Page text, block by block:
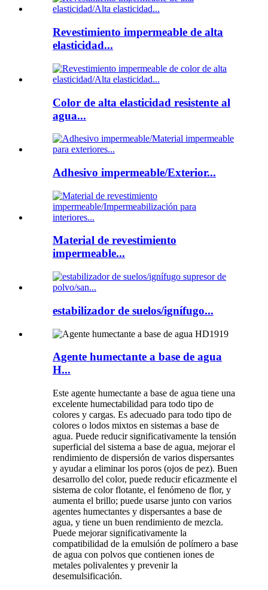
Revestimiento impermeable de alta
elasticidad...
Color de alta elasticidad resistente al
agua...
Adhesivo impermeable/Exterior...
Material de revestimiento
impermeable...
estabilizador de suelos/ignífugo...
Agente humectante a base de agua
H...
Este agente humectante a base de agua tiene una
excelente humectabilidad para todo tipo de
colores y cargas. Es adecuado para todo tipo de
colores o lodos mixtos en sistemas a base de
agua. Puede reducir significativamente la tensión
superficial del sistema a base de agua, mejorar el
rendimiento de dispersión de varios dispersantes
y ayudar a eliminar los poros (ojos de pez). Buen
desarrollo del color, puede reducir eficazmente el
sistema de color flotante, el fenómeno de flor, y
aumenta el brillo; puede usarse junto con varios
agentes humectantes y dispersantes a base de
agua, y tiene un buen rendimiento de mezcla.
Puede mejorar significativamente la
compatibilidad de la emulsión de polímero a base
de agua con polvos que contienen iones de
metales polivalentes y prevenir la
desemulsificación.